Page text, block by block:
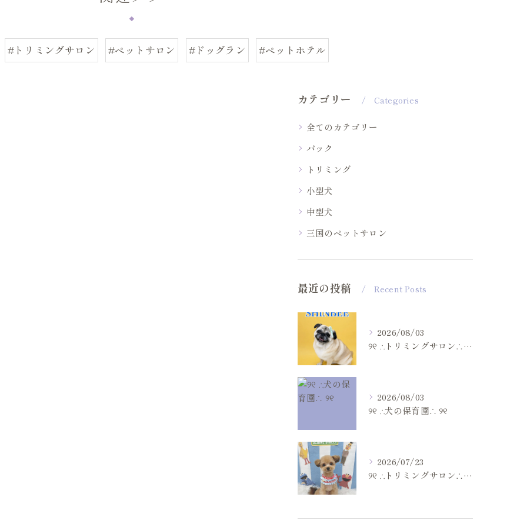
#トリミングサロン #ペットサロン #ドッグラン #ペットホテル
カテゴリー Categories
全てのカテゴリー
パック
トリミング
小型犬
中型犬
三国のペットサロン
最近の投稿 Recent Posts
2026/08/03
୨୧ ∴トリミングサロン∴ ୨୧
2026/08/03
୨୧ ∴犬の保育園∴ ୨୧
2026/07/23
୨୧ ∴トリミングサロン∴ ୨୧